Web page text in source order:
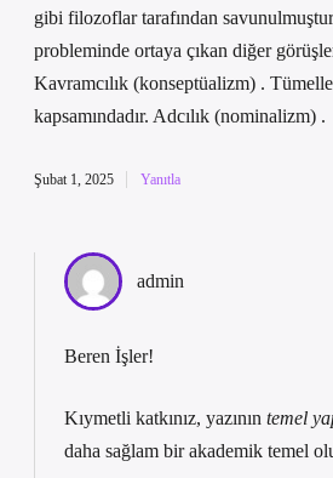
gibi filozoflar tarafından
probleminde ortaya çıkan diğer
Kavramcılık (konseptüalizm) .
kapsamındadır. Adcılık (nominalizm) .
Şubat 1, 2025 Yanıtla
admin
Beren İşler!
Kıymetli katkınız, yazının temel
daha sağlam bir akademik temel